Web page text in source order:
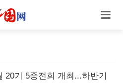
20기 5중전회 개최...하반기